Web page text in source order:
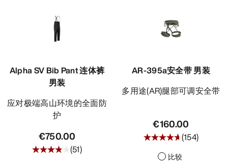
VEILANCE
发现
Alpha SV Bib Pant 连体裤
男装
应对极端高山环境的全面防
护
€750.00
(51)
AR-395a安全带 男装
多用途(AR)腿部可调安全带
€160.00
(154)
比较